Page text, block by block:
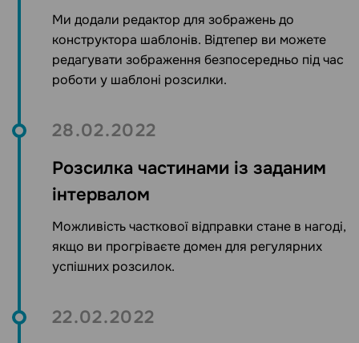
Ми додали редактор для зображень до
конструктора шаблонів. Відтепер ви можете
редагувати зображення безпосередньо під час
роботи у шаблоні розсилки.
28.02.2022
Розсилка частинами із заданим
інтервалом
Можливість часткової відправки стане в нагоді,
якщо ви прогріваєте домен для регулярних
успішних розсилок.
22.02.2022